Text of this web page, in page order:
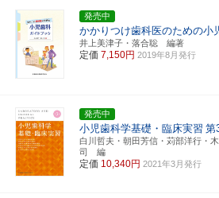
発売中
かかりつけ歯科医のための小
井上美津子・落合聡 編著
定価 7,150円 2019年8月発行
発売中
小児歯科学基礎・臨床実習 第
白川哲夫・朝田芳信・苅部洋行・
司 編
定価 10,340円 2021年3月発行